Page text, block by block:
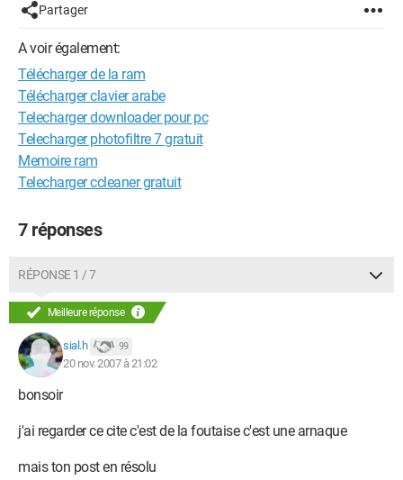
++
Configuration:
Partager
A voir également:
Télécharger de la ram
Télécharger clavier arabe
Telecharger downloader pour pc
Telecharger photofiltre 7 gratuit
Memoire ram
Telecharger ccleaner gratuit
7 réponses
RÉPONSE 1 / 7
Meilleure réponse
sial.h 99
20 nov. 2007 à 21:02
bonsoir
j'ai regarder ce cite c'est de la foutaise c'est une arnaque
mais ton post en résolu